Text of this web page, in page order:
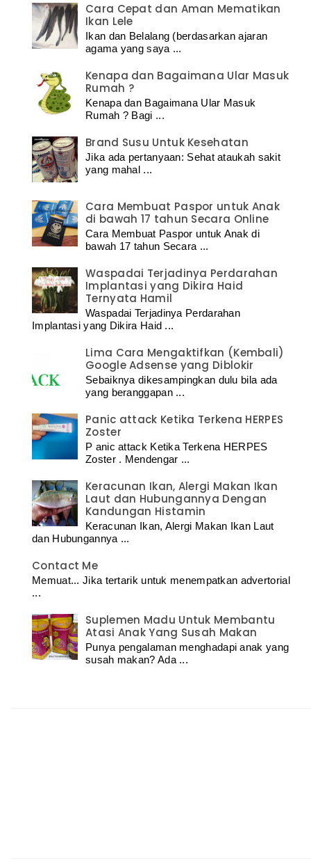
Cara Cepat dan Aman Mematikan
Ikan Lele
Ikan dan Belalang (berdasarkan ajaran
agama yang saya ...
Kenapa dan Bagaimana Ular Masuk
Rumah ?
Kenapa dan Bagaimana Ular Masuk
Rumah ? Bagi ...
Brand Susu Untuk Kesehatan
Jika ada pertanyaan: Sehat ataukah sakit
yang mahal ...
Cara Membuat Paspor untuk Anak
di bawah 17 tahun Secara Online
Cara Membuat Paspor untuk Anak di
bawah 17 tahun Secara ...
Waspadai Terjadinya Perdarahan
Implantasi yang Dikira Haid
Ternyata Hamil
Waspadai Terjadinya Perdarahan
Implantasi yang Dikira Haid ...
Lima Cara Mengaktifkan (Kembali)
Google Adsense yang Diblokir
Sebaiknya dikesampingkan dulu bila ada
yang beranggapan ...
Panic attack Ketika Terkena HERPES
Zoster
P anic attack Ketika Terkena HERPES
Zoster . Mendengar ...
Keracunan Ikan, Alergi Makan Ikan
Laut dan Hubungannya Dengan
Kandungan Histamin
Keracunan Ikan, Alergi Makan Ikan Laut
dan Hubungannya ...
Contact Me
Memuat... Jika tertarik untuk menempatkan advertorial
...
Suplemen Madu Untuk Membantu
Atasi Anak Yang Susah Makan
Punya pengalaman menghadapi anak yang
susah makan? Ada ...